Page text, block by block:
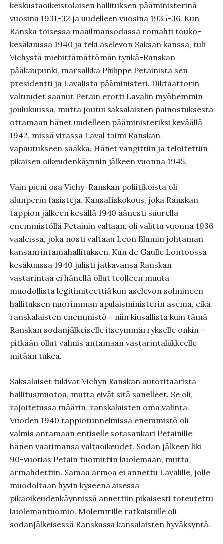
keskustaoikeistolaisen hallituksen pääministerinä
vuosina 1931-32 ja uudelleen vuosina 1935-36. Kun
Ranska toisessa maailmansodassa romahti touko-
kesäkuussa 1940 ja teki aselevon Saksan kanssa, tuli
Vichystä miehittämättömän tynkä-Ranskan
pääkaupunki, marsalkka Philippe Petainista sen
presidentti ja Lavalista pääministeri. Diktaattorin
valtuudet saanut Petain erotti Lavalin myöhemmin
joulukuussa, mutta joutui saksalaisten painostuksesta
ottamaan hänet uudelleen pääministeriksi keväällä
1942, missä virassa Laval toimi Ranskan
vapautukseen saakka. Hänet vangittiin ja teloitettiin
pikaisen oikeudenkäynnin jälkeen vuonna 1945.
Vain pieni osa Vichy-Ranskan poliitikoista oli
alunperin fasisteja. Kansalliskokous, joka Ranskan
tappion jälkeen kesällä 1940 äänesti suurella
enemmistöllä Petainin valtaan, oli valittu vuonna 1936
vaaleissa, joka nosti valtaan Leon Blumin johtaman
kansanrintamahallituksen. Kun de Gaulle Lontoossa
kesäkuussa 1940 julisti jatkavansa Ranskan
vastarintaa ei hänellä ollut teolleen muuta
muodollista legitimiteettiä kun aselevon solmineen
hallituksen nuorimman apulaisministerin asema, eikä
ranskalaisten enemmistö – niin kiusallista kuin tämä
Ranskan sodanjälkeiselle itseymmärrykselle onkin –
pitkään ollut valmis antamaan vastarintaliikkeelle
mitään tukea.
Saksalaiset tukivat Vichyn Ranskan autoritaarista
hallitusmuotoa, mutta eivät sitä sanelleet. Se oli,
rajoitetussa määrin, ranskalaisten oma valinta.
Vuoden 1940 tappiotunnelmissa enemmistö oli
valmis antamaan entiselle sotasankari Petainille
hänen vaatimansa valtaoikeudet. Sodan jälkeen liki
90-vuotias Petain tuomittiin kuolemaan, mutta
armahdettiin. Samaa armoa ei annettu Lavalille, jolle
muodoltaan hyvin kyseenalaisessa
pikaoikeudenkäynnissä annettiin pikaisesti toteutettu
kuolemantuomio. Molemmille ratkaisuille oli
sodanjälkeisessä Ranskassa kansalaisten hyväksyntä.